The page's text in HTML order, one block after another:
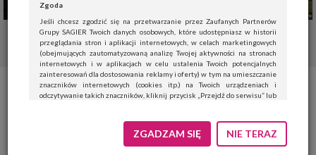
Zgoda
Jeśli chcesz zgodzić się na przetwarzanie przez Zaufanych Partnerów
Grupy SAGIER Twoich danych osobowych, które udostępniasz w historii
przeglądania stron i aplikacji internetowych, w celach marketingowych
(obejmujących zautomatyzowaną analizę Twojej aktywności na stronach
internetowych i w aplikacjach w celu ustalenia Twoich potencjalnych
zainteresowań dla dostosowania reklamy i oferty) w tym na umieszczanie
znaczników internetowych (cookies itp.) na Twoich urządzeniach i
odczytywanie takich znaczników, kliknij przycisk „Przejdź do serwisu” lub
Jeśli nie chcesz wyrazić zgody, kliknij „Nie teraz”.
Wyrażenie zgody jest dobrowolne. Możesz edytować zakres zgody, w tym
ZGADZAM SIĘ NIE TERAZ
Ekologiczna akcja
Wypożyczalnia Choinek Volvo
rusza już 17 grudnia!